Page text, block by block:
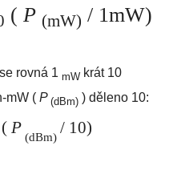
( P (mW) / 1mW)
rovná 1 mW krát 10
mW ( P (dBm) ) děleno 10:
( P (dBm) / 10)